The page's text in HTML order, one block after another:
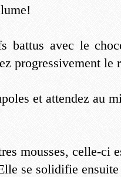
battus avec le
progressivement le
et attendez au
mousses, celle-ci
se solidifie